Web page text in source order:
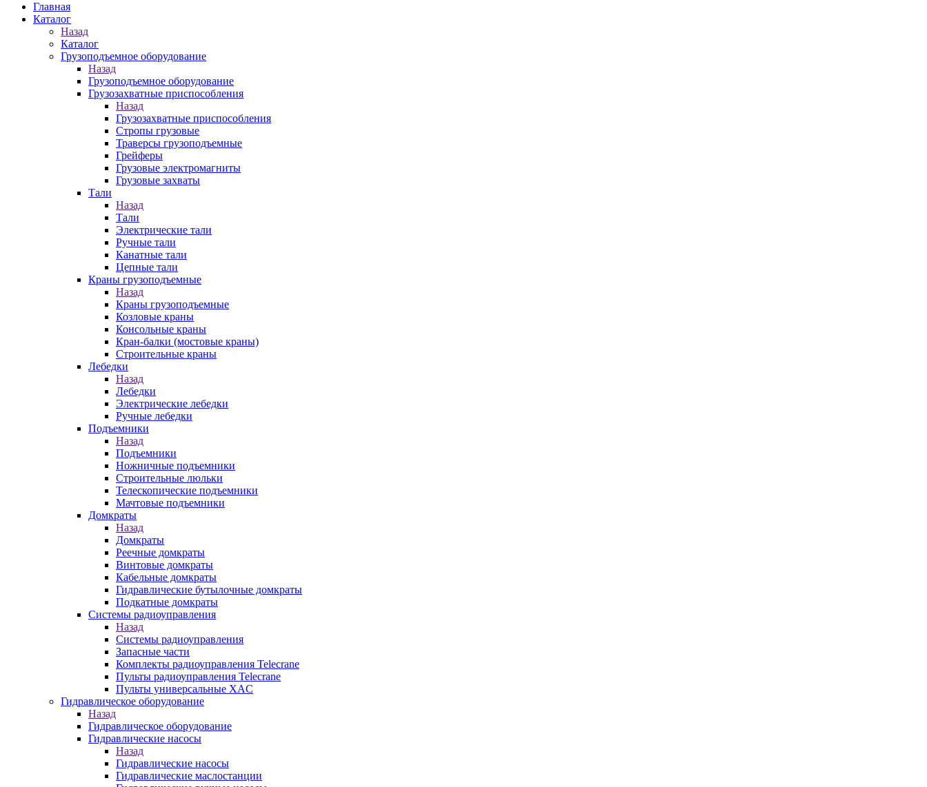
Главная
Каталог
Назад
Каталог
Грузоподъемное оборудование
Назад
Грузоподъемное оборудование
Грузозахватные приспособления
Назад
Грузозахватные приспособления
Стропы грузовые
Траверсы грузоподъемные
Грейферы
Грузовые электромагниты
Грузовые захваты
Тали
Назад
Тали
Электрические тали
Ручные тали
Канатные тали
Цепные тали
Краны грузоподъемные
Назад
Краны грузоподъемные
Козловые краны
Консольные краны
Кран-балки (мостовые краны)
Строительные краны
Лебедки
Назад
Лебедки
Электрические лебедки
Ручные лебедки
Подъемники
Назад
Подъемники
Ножничные подъемники
Строительные люльки
Телескопические подъемники
Мачтовые подъемники
Домкраты
Назад
Домкраты
Реечные домкраты
Винтовые домкраты
Кабельные домкраты
Гидравлические бутылочные домкраты
Подкатные домкраты
Системы радиоуправления
Назад
Системы радиоуправления
Запасные части
Комплекты радиоуправления Telecrane
Пульты радиоуправления Telecrane
Пульты универсальные XAC
Гидравлическое оборудование
Назад
Гидравлическое оборудование
Гидравлические насосы
Назад
Гидравлические насосы
Гидравлические маслостанции